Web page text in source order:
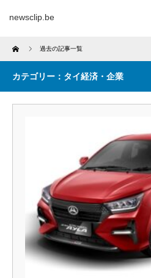
newsclip.be
Home 過去の記事一覧
カテゴリー：タイ経済・企業